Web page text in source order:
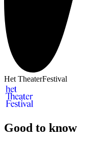
Het TheaterFestival
Good to know